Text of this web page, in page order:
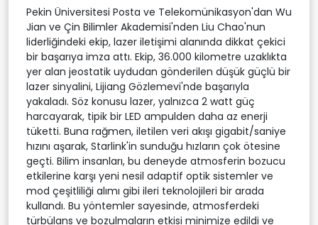
Pekin Üniversitesi Posta ve Telekomünikasyon'dan Wu
Jian ve Çin Bilimler Akademisi'nden Liu Chao'nun
liderliğindeki ekip, lazer iletişimi alanında dikkat çekici
bir başarıya imza attı. Ekip, 36.000 kilometre uzaklıkta
yer alan jeostatik uydudan gönderilen düşük güçlü bir
lazer sinyalini, Lijiang Gözlemevi'nde başarıyla
yakaladı. Söz konusu lazer, yalnızca 2 watt güç
harcayarak, tipik bir LED ampulden daha az enerji
tüketti. Buna rağmen, iletilen veri akışı gigabit/saniye
hızını aşarak, Starlink'in sunduğu hızların çok ötesine
geçti. Bilim insanları, bu deneyde atmosferin bozucu
etkilerine karşı yeni nesil adaptif optik sistemler ve
mod çeşitliliği alımı gibi ileri teknolojileri bir arada
kullandı. Bu yöntemler sayesinde, atmosferdeki
türbülans ve bozulmaların etkisi minimize edildi ve